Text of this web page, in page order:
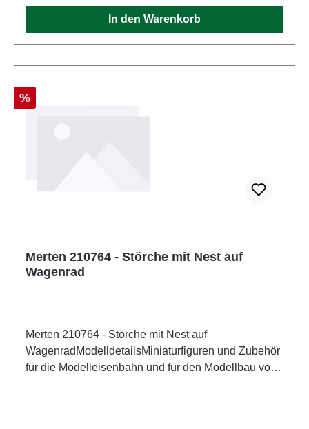
4041032000039Produktart: FigurenSpur:
H0Maßstab: 1:87Altersempfehlung: ab 14 Jahren
In den Warenkorb
Rabatt
%
Merten 210764 - Störche mit Nest auf
Wagenrad
Merten 210764 - Störche mit Nest auf
WagenradModelldetailsMiniaturfiguren und Zubehör
für die Modelleisenbahn und für den Modellbau von